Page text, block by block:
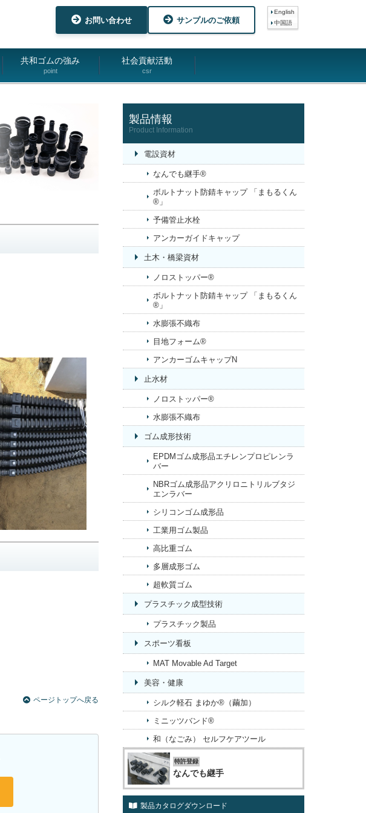
お問い合わせ サンプルのご依頼
English
中国語
共和ゴムの強み
point
社会貢献活動
csr
ページトップへ戻る
製品情報
Product Information
電設資材
なんでも継手®
ボルトナット防錆キャップ 「まもるくん
®」
予備管止水栓
アンカーガイドキャップ
土木・橋梁資材
ノロストッパー®
ボルトナット防錆キャップ 「まもるくん
®」
水膨張不織布
目地フォーム®
アンカーゴムキャップN
止水材
ノロストッパー®
水膨張不織布
ゴム成形技術
EPDMゴム成形品エチレンプロピレンラ
バー
NBRゴム成形品アクリロニトリルブタジ
エンラバー
シリコンゴム成形品
工業用ゴム製品
高比重ゴム
多層成形ゴム
超軟質ゴム
プラスチック成型技術
プラスチック製品
スポーツ看板
MAT Movable Ad Target
美容・健康
シルク軽石 まゆか®（繭加）
ミニッツバンド®
和（なごみ） セルフケアツール
特許登録
なんでも継手
製品カタログダウンロード